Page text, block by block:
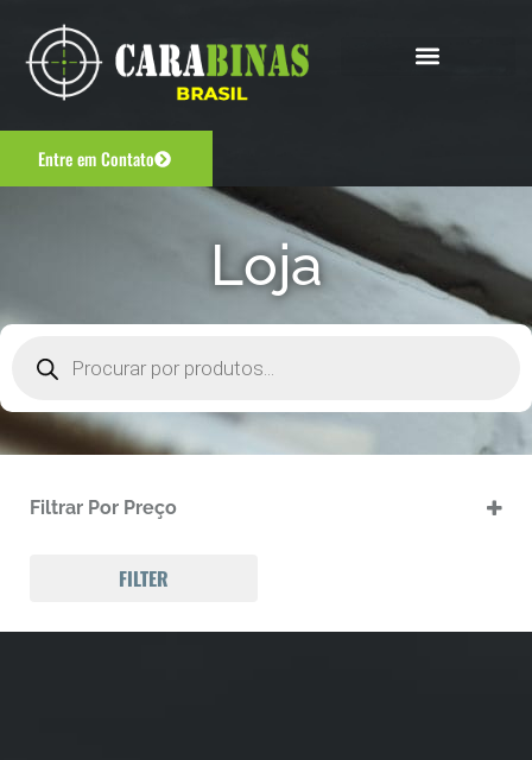
Entre em Contato
Loja
Filtrar Por Preço
FILTER